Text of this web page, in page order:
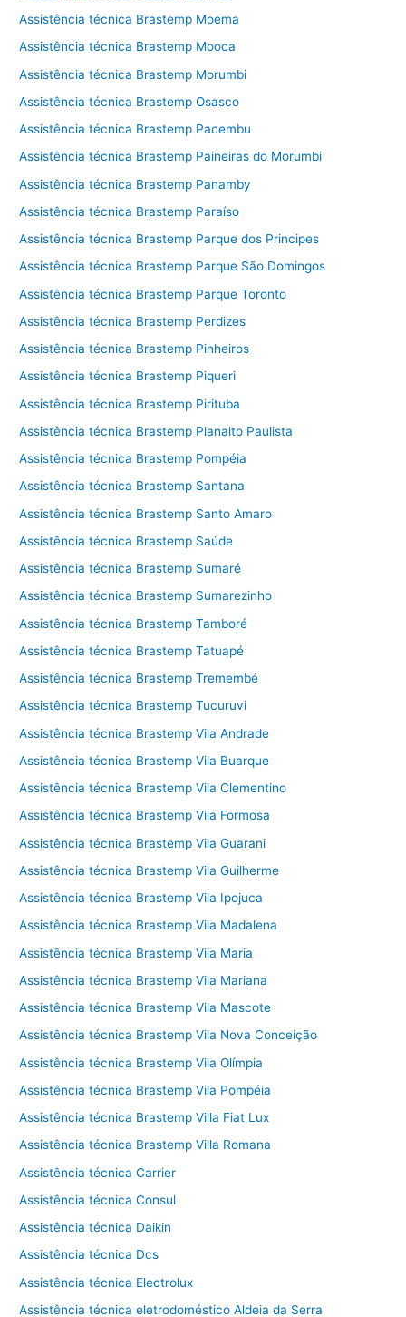
Assistência técnica Brastemp Moema
Assistência técnica Brastemp Mooca
Assistência técnica Brastemp Morumbi
Assistência técnica Brastemp Osasco
Assistência técnica Brastemp Pacembu
Assistência técnica Brastemp Paineiras do Morumbi
Assistência técnica Brastemp Panamby
Assistência técnica Brastemp Paraíso
Assistência técnica Brastemp Parque dos Principes
Assistência técnica Brastemp Parque São Domingos
Assistência técnica Brastemp Parque Toronto
Assistência técnica Brastemp Perdizes
Assistência técnica Brastemp Pinheiros
Assistência técnica Brastemp Piqueri
Assistência técnica Brastemp Pirituba
Assistência técnica Brastemp Planalto Paulista
Assistência técnica Brastemp Pompéia
Assistência técnica Brastemp Santana
Assistência técnica Brastemp Santo Amaro
Assistência técnica Brastemp Saúde
Assistência técnica Brastemp Sumaré
Assistência técnica Brastemp Sumarezinho
Assistência técnica Brastemp Tamboré
Assistência técnica Brastemp Tatuapé
Assistência técnica Brastemp Tremembé
Assistência técnica Brastemp Tucuruvi
Assistência técnica Brastemp Vila Andrade
Assistência técnica Brastemp Vila Buarque
Assistência técnica Brastemp Vila Clementino
Assistência técnica Brastemp Vila Formosa
Assistência técnica Brastemp Vila Guarani
Assistência técnica Brastemp Vila Guilherme
Assistência técnica Brastemp Vila Ipojuca
Assistência técnica Brastemp Vila Madalena
Assistência técnica Brastemp Vila Maria
Assistência técnica Brastemp Vila Mariana
Assistência técnica Brastemp Vila Mascote
Assistência técnica Brastemp Vila Nova Conceição
Assistência técnica Brastemp Vila Olímpia
Assistência técnica Brastemp Vila Pompéia
Assistência técnica Brastemp Villa Fiat Lux
Assistência técnica Brastemp Villa Romana
Assistência técnica Carrier
Assistência técnica Consul
Assistência técnica Daikin
Assistência técnica Dcs
Assistência técnica Electrolux
Assistência técnica eletrodoméstico Aldeia da Serra